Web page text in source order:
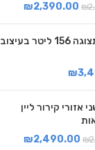
₪
₪2,390.00
מקרר תצוגה 156 ליטר בעיצוב
₪
אזורי קירור ליין
₪
₪2,490.00